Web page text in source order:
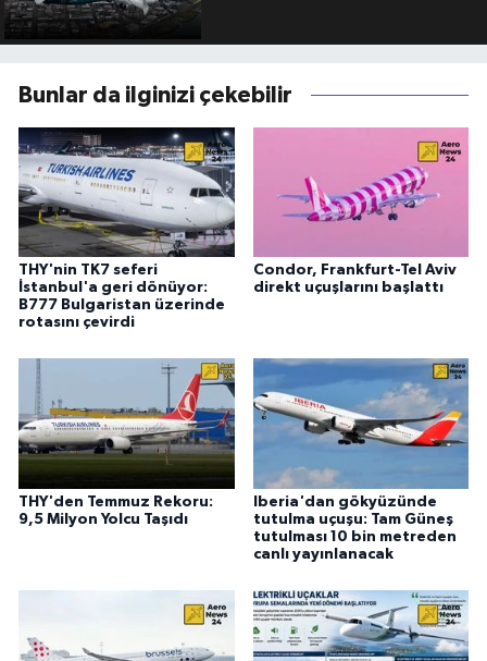
Bunlar da ilginizi çekebilir
THY'nin TK7 seferi
İstanbul'a geri dönüyor:
B777 Bulgaristan üzerinde
rotasını çevirdi
Condor, Frankfurt-Tel Aviv
direkt uçuşlarını başlattı
THY'den Temmuz Rekoru:
9,5 Milyon Yolcu Taşıdı
Iberia'dan gökyüzünde
tutulma uçuşu: Tam Güneş
tutulması 10 bin metreden
canlı yayınlanacak